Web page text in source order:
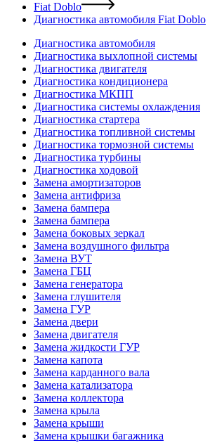
Fiat Doblo
Диагностика автомобиля Fiat Doblo
Диагностика автомобиля
Диагностика выхлопной системы
Диагностика двигателя
Диагностика кондиционера
Диагностика МКПП
Диагностика системы охлаждения
Диагностика стартера
Диагностика топливной системы
Диагностика тормозной системы
Диагностика турбины
Диагностика ходовой
Замена амортизаторов
Замена антифриза
Замена бампера
Замена бампера
Замена боковых зеркал
Замена воздушного фильтра
Замена ВУТ
Замена ГБЦ
Замена генератора
Замена глушителя
Замена ГУР
Замена двери
Замена двигателя
Замена жидкости ГУР
Замена капота
Замена карданного вала
Замена катализатора
Замена коллектора
Замена крыла
Замена крыши
Замена крышки багажника